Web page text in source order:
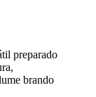
preparado
brando